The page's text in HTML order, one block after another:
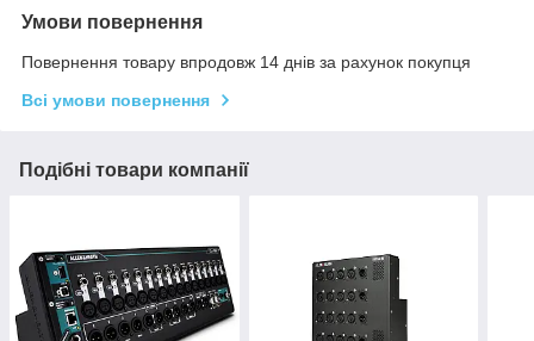
Умови повернення
Повернення товару впродовж 14 днів за рахунок покупця
Всі умови повернення
Подібні товари компанії